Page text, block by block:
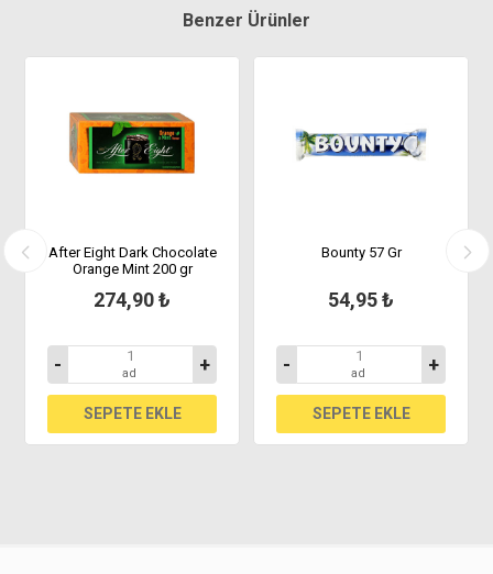
Benzer Ürünler
After Eight Dark Chocolate
Orange Mint 200 gr
274,90 ₺
- ad +
Bounty 57 Gr
54,95 ₺
- ad +